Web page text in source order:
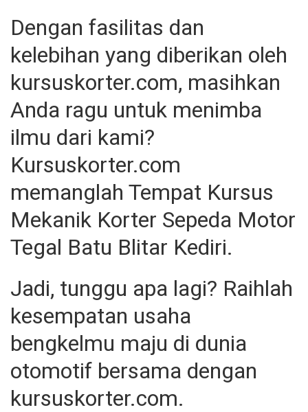
Dengan fasilitas dan
kelebihan yang diberikan oleh
kursuskorter.com, masihkan
Anda ragu untuk menimba
ilmu dari kami?
Kursuskorter.com
memanglah Tempat Kursus
Mekanik Korter Sepeda Motor
Tegal Batu Blitar Kediri.
Jadi, tunggu apa lagi? Raihlah
kesempatan usaha
bengkelmu maju di dunia
otomotif bersama dengan
kursuskorter.com.